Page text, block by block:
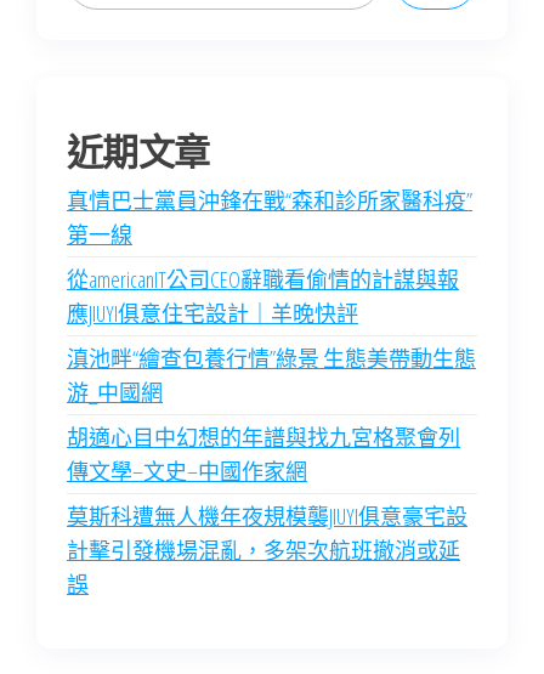
近期文章
真情巴士黨員沖鋒在戰“森和診所家醫科疫”
第一線
從americanIT公司CEO辭職看偷情的計謀與報
應JIUYI俱意住宅設計｜羊晚快評
滇池畔“繪查包養行情”綠景 生態美帶動生態
游_中國網
胡適心目中幻想的年譜與找九宮格聚會列
傳文學–文史–中國作家網
莫斯科遭無人機年夜規模襲JIUYI俱意豪宅設
計擊引發機場混亂，多架次航班撤消或延
誤